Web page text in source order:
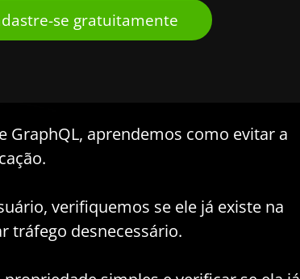
se gratuitamente
GraphQL, aprendemos como evitar a
verifiquemos se ele já existe na
tráfego desnecessário.